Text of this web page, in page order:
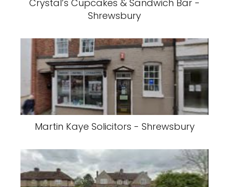
Crystal’s Cupcakes & Sandwich Bar -
Shrewsbury
Martin Kaye Solicitors - Shrewsbury